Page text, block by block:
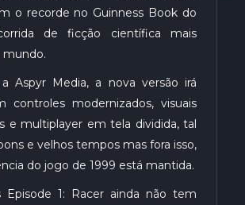
o recorde no Guinness Book do
de ficção científica mais
mundo.
Aspyr Media, a nova versão irá
controles modernizados, visuais
e multiplayer em tela dividida, tal
e velhos tempos mas fora isso,
do jogo de 1999 está mantida.
Episode 1: Racer ainda não tem